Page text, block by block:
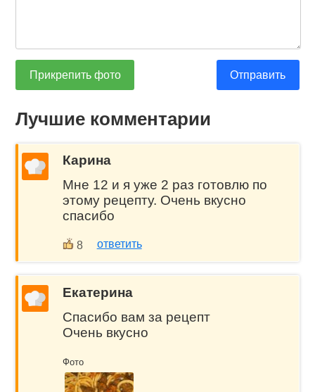
Прикрепить фото Отправить
Лучшие комментарии
Карина
Мне 12 и я уже 2 раз готовлю по
этому рецепту. Очень вкусно
спасибо
8 ответить
Екатерина
Спасибо вам за рецепт
Очень вкусно
Фото